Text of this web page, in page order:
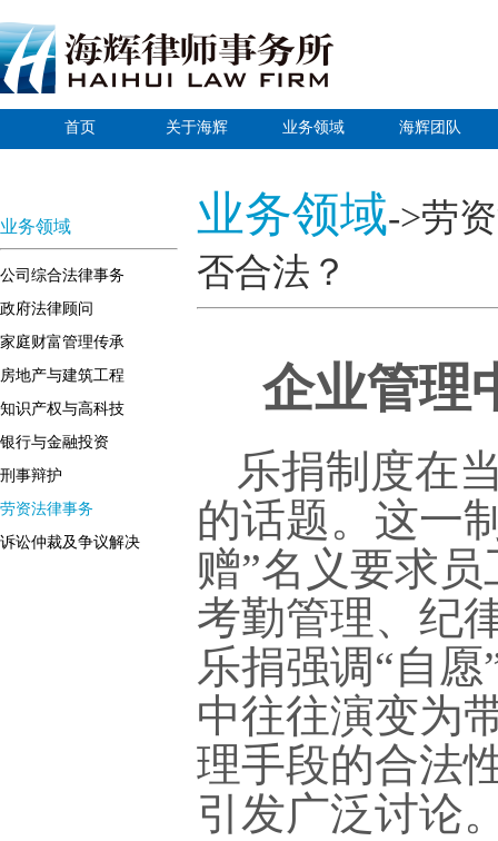
首页 关于海辉 业务领域 海辉团队
业务领域
公司综合法律事务
政府法律顾问
家庭财富管理传承
房地产与建筑工程
知识产权与高科技
银行与金融投资
刑事辩护
劳资法律事务
诉讼仲裁及争议解决
业务领域->劳
否合法？
企业管理
乐捐制度在
的话题。这一
赠”名义要求
考勤管理、纪
乐捐强调“自
中往往演变为
理手段的合法
引发广泛讨论